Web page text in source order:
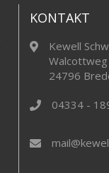
KONTAKT
Kewell
24796
04334 -